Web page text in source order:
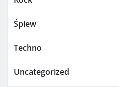
Śpiew
Techno
Uncategorized